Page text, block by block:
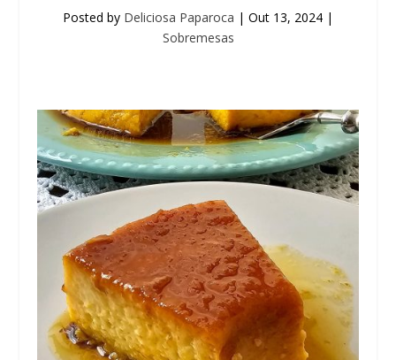
Posted by Deliciosa Paparoca | Out 13, 2024 |
Sobremesas